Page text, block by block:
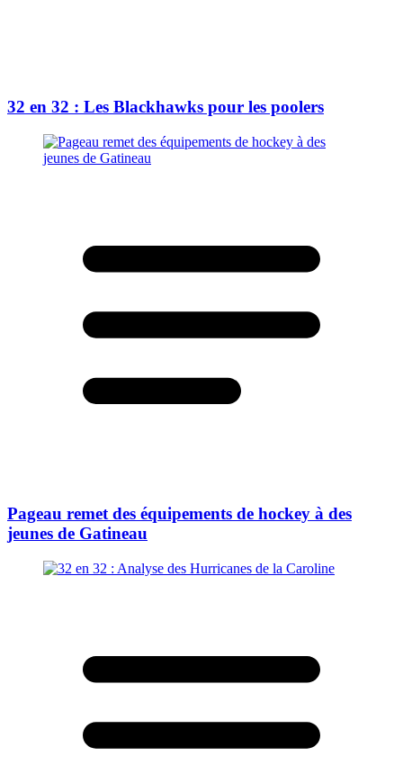
32 en 32 : Les Blackhawks pour les poolers
Pageau remet des équipements de hockey à des
jeunes de Gatineau